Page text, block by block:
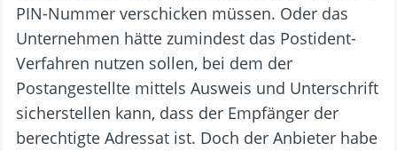
PIN-Nummer verschicken müssen. Oder das
Unternehmen hätte zumindest das Postident-
Verfahren nutzen sollen, bei dem der
Postangestellte mittels Ausweis und Unterschrift
sicherstellen kann, dass der Empfänger der
berechtigte Adressat ist. Doch der Anbieter habe